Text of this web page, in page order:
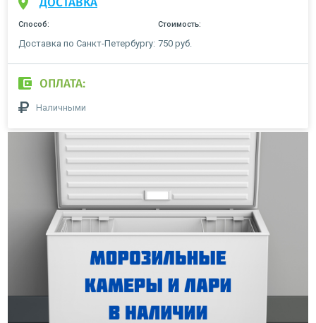
ДОСТАВКА
Способ: Стоимость:
Доставка по Санкт-Петербургу: 750 руб.
ОПЛАТА:
Наличными